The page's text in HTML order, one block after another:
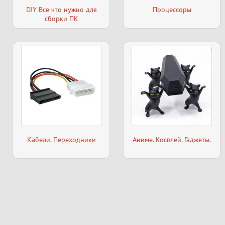
DIY Все что нужно для
сборки ПК
Процессоры
Кабели. Переходники Аниме. Косплей. Гаджеты.